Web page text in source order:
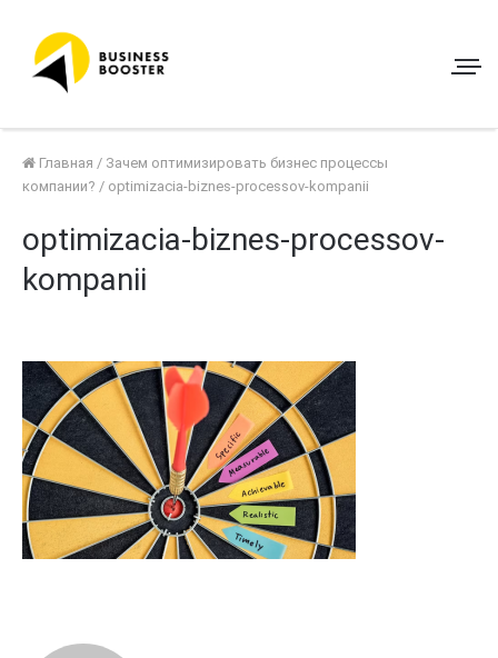
Главная / Зачем оптимизировать бизнес процессы
компании? / optimizacia-biznes-processov-kompanii
optimizacia-biznes-processov-
kompanii